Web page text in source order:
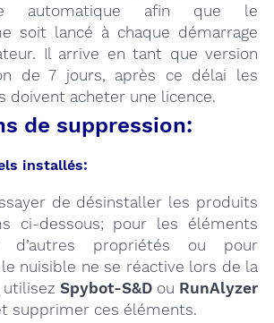
automatique afin que le
soit lancé à chaque démarrage
Il arrive en tant que version
de 7 jours, après ce délai les
doivent acheter une licence.
de suppression:
installés:
de désinstaller les produits
ci-dessous; pour les éléments
d’autres propriétés ou pour
nuisible ne se réactive lors de la
utilisez Spybot-S&D ou RunAlyzer
supprimer ces éléments.